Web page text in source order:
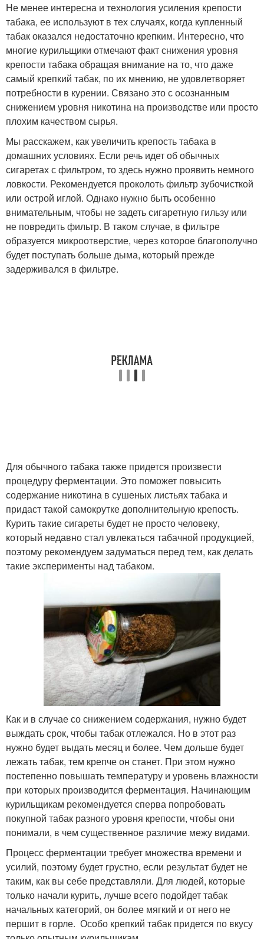
Не менее интересна и технология усиления крепости
табака, ее используют в тех случаях, когда купленный
табак оказался недостаточно крепким. Интересно, что
многие курильщики отмечают факт снижения уровня
крепости табака обращая внимание на то, что даже
самый крепкий табак, по их мнению, не удовлетворяет
потребности в курении. Связано это с осознанным
снижением уровня никотина на производстве или просто
плохим качеством сырья.
Мы расскажем, как увеличить крепость табака в
домашних условиях. Если речь идет об обычных
сигаретах с фильтром, то здесь нужно проявить немного
ловкости. Рекомендуется проколоть фильтр зубочисткой
или острой иглой. Однако нужно быть особенно
внимательным, чтобы не задеть сигаретную гильзу или
не повредить фильтр. В таком случае, в фильтре
образуется микроотверстие, через которое благополучно
будет поступать больше дыма, который прежде
задерживался в фильтре.
Для обычного табака также придется произвести
процедуру ферментации. Это поможет повысить
содержание никотина в сушеных листьях табака и
придаст такой самокрутке дополнительную крепость.
Курить такие сигареты будет не просто человеку,
который недавно стал увлекаться табачной продукцией,
поэтому рекомендуем задуматься перед тем, как делать
такие эксперименты над табаком.
Как и в случае со снижением содержания, нужно будет
выждать срок, чтобы табак отлежался. Но в этот раз
нужно будет выдать месяц и более. Чем дольше будет
лежать табак, тем крепче он станет. При этом нужно
постепенно повышать температуру и уровень влажности
при которых производится ферментация. Начинающим
курильщикам рекомендуется сперва попробовать
покупной табак разного уровня крепости, чтобы они
понимали, в чем существенное различие межу видами.
Процесс ферментации требует множества времени и
усилий, поэтому будет грустно, если результат будет не
таким, как вы себе представляли. Для людей, которые
только начали курить, лучше всего подойдет табак
начальных категорий, он более мягкий и от него не
першит в горле. Особо крепкий табак придется по вкусу